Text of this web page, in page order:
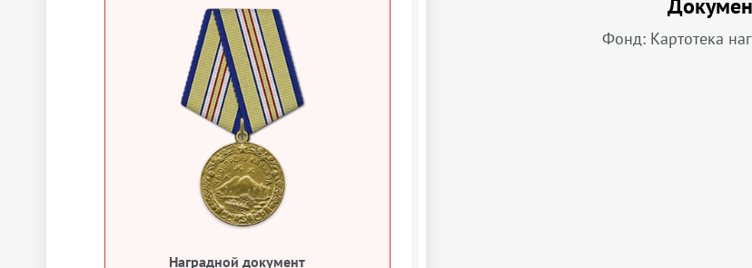
Наградной документ
Фонд: Картотека